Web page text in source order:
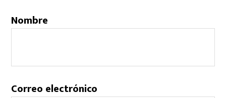
Nombre
Correo electrónico